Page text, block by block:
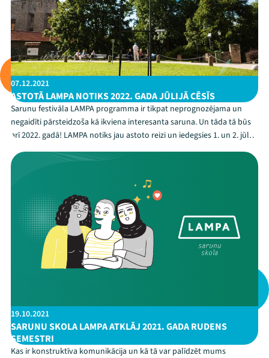
07.12.2021
ASTOTĀ LAMPA NOTIKS 2022. GADA JŪLIJĀ CĒSĪS
Sarunu festivāla LAMPA programma ir tikpat neprognozējama un
negaidīti pārsteidzoša kā ikviena interesanta saruna. Un tāda tā būs
arī 2022. gadā! LAMPA notiks jau astoto reizi un iedegsies 1. un 2. jūlijā
iespēju ikvienam pieteikt...
19.10.2021
SARUNU SKOLA LAMPA ATKLĀJ 2021. GADA RUDENS
SEMESTRI
Kas ir konstruktīva komunikācija un kā tā var palīdzēt mums